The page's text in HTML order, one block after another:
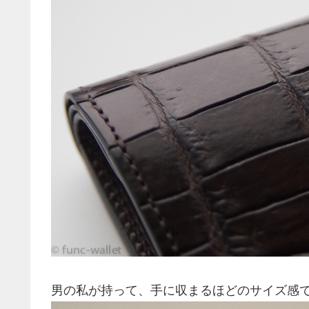
男の私が持って、手に収まるほどのサイズ感